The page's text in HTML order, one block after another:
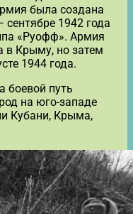
была создана
сентябре 1942 года
«Руофф». Армия
в Крыму, но затем
1944 года.
боевой путь
на юго-западе
Кубани, Крыма,